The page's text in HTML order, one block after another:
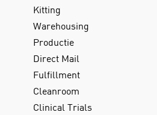
Kitting
Warehousing
Productie
Direct Mail
Fulfillment
Cleanroom
Clinical Trials